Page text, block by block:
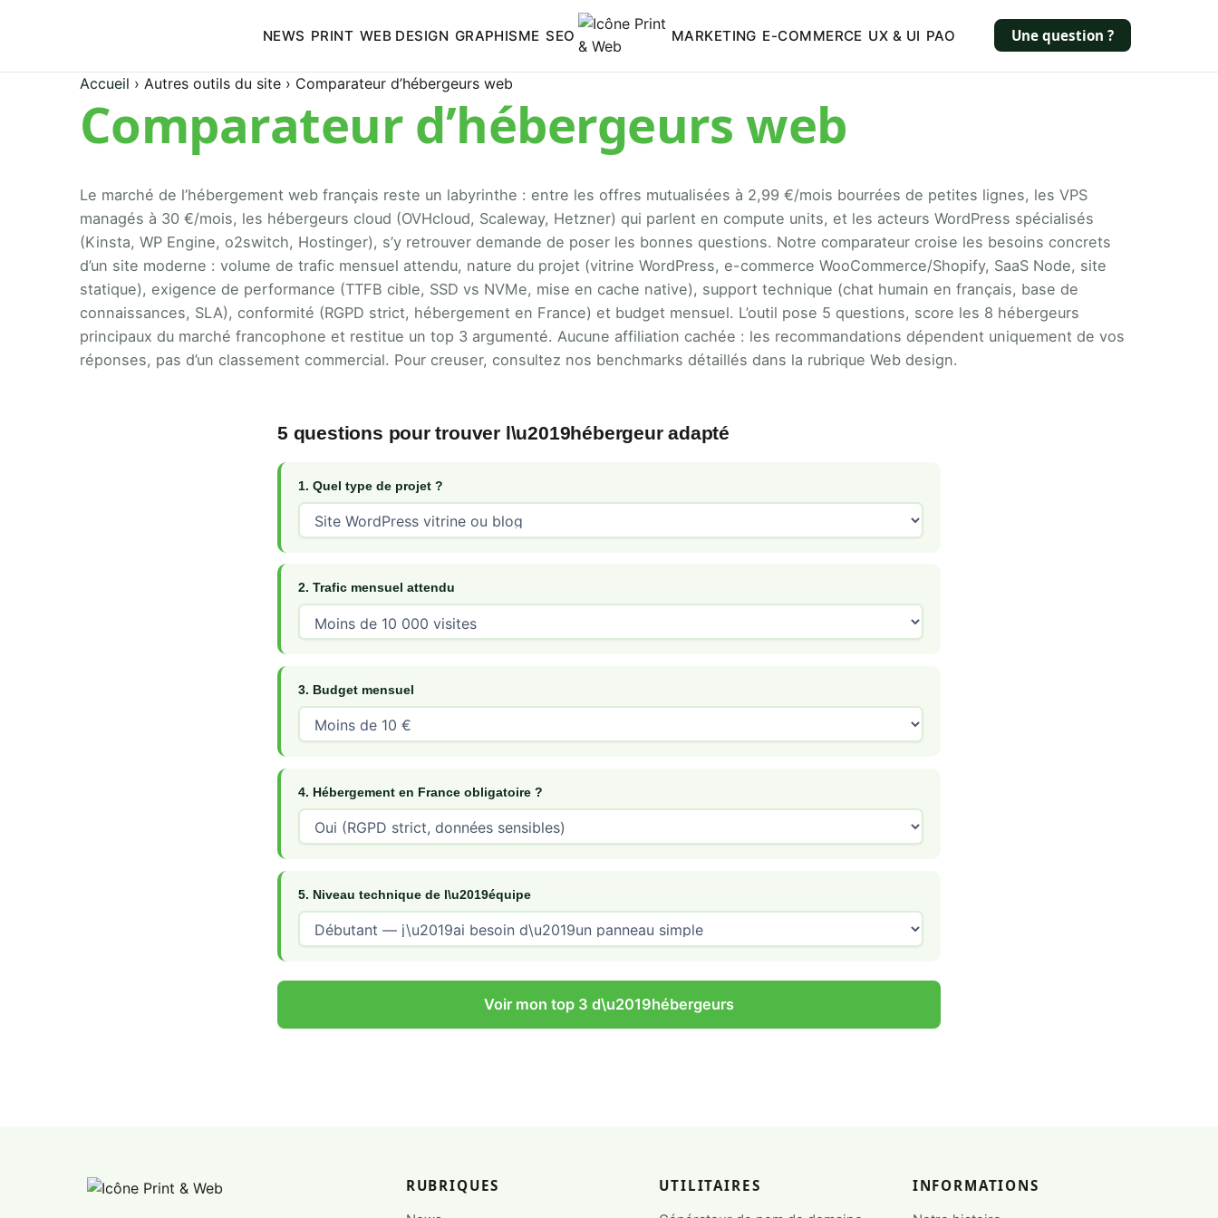
NEWS PRINT WEB DESIGN GRAPHISME SEO MARKETING E-COMMERCE UX & UI PAO Une question ?
Accueil › Autres outils du site › Comparateur d’hébergeurs web
Comparateur d’hébergeurs web
Le marché de l’hébergement web français reste un labyrinthe : entre les offres mutualisées à 2,99 €/mois bourrées de petites lignes, les VPS
managés à 30 €/mois, les hébergeurs cloud (OVHcloud, Scaleway, Hetzner) qui parlent en compute units, et les acteurs WordPress spécialisés
(Kinsta, WP Engine, o2switch, Hostinger), s’y retrouver demande de poser les bonnes questions. Notre comparateur croise les besoins concrets
d’un site moderne : volume de trafic mensuel attendu, nature du projet (vitrine WordPress, e-commerce WooCommerce/Shopify, SaaS Node, site
statique), exigence de performance (TTFB cible, SSD vs NVMe, mise en cache native), support technique (chat humain en français, base de
connaissances, SLA), conformité (RGPD strict, hébergement en France) et budget mensuel. L’outil pose 5 questions, score les 8 hébergeurs
principaux du marché francophone et restitue un top 3 argumenté. Aucune affiliation cachée : les recommandations dépendent uniquement de vos
réponses, pas d’un classement commercial. Pour creuser, consultez nos benchmarks détaillés dans la rubrique Web design.
5 questions pour trouver l\u2019hébergeur adapté
1. Quel type de projet ?
2. Trafic mensuel attendu
3. Budget mensuel
4. Hébergement en France obligatoire ?
5. Niveau technique de l\u2019équipe
Voir mon top 3 d\u2019hébergeurs
RUBRIQUES UTILITAIRES INFORMATIONS